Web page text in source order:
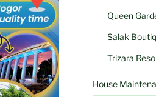
Queen
Salak
Trizara
House